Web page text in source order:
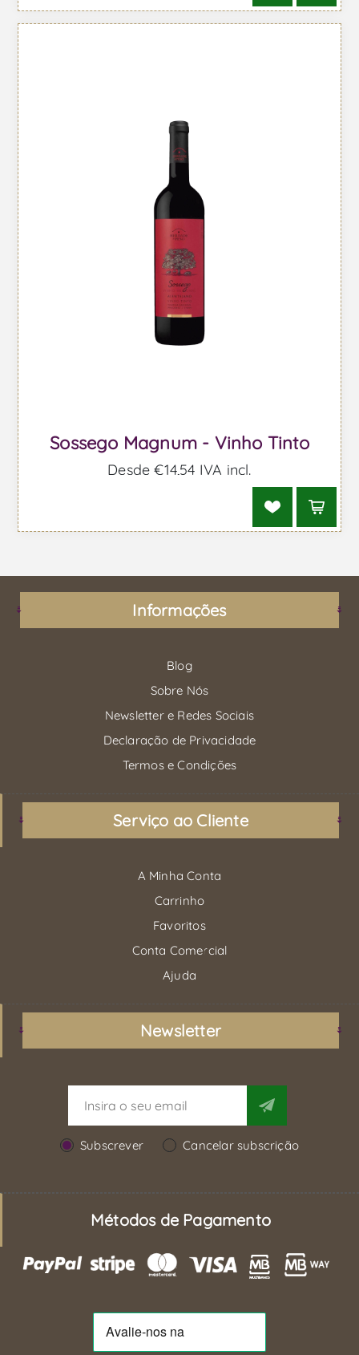
Sossego Magnum - Vinho Tinto
Desde €14,54 IVA incl.
Informações
Blog
Sobre Nós
Newsletter e Redes Sociais
Declaração de Privacidade
Termos e Condições
Serviço ao Cliente
A Minha Conta
Carrinho
Favoritos
Conta Comercial
Ajuda
Newsletter
Subscrever Cancelar subscrição
Métodos de Pagamento